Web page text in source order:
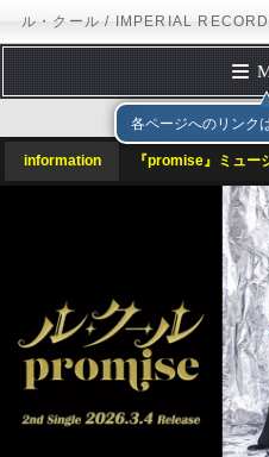
ル・クール / IMPERIAL
TOP PAGE
DISCOGRAPHY
Official Site X（Twitter
公式YouTubeチャンネル
テイチクエンタテインメント
information 『promise』ミュー